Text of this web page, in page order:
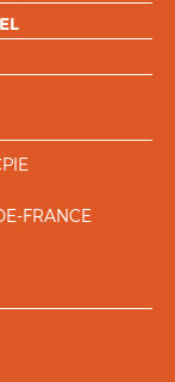
FRANCE